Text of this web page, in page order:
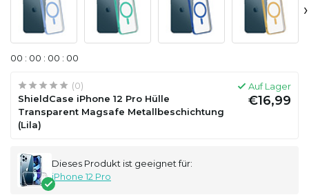
›
00 : 00 : 00 : 00
(0)
ShieldCase iPhone 12 Pro Hülle
Transparent Magsafe Metallbeschichtung
(Lila)
Auf Lager
€16,99
Dieses Produkt ist geeignet für:
iPhone 12 Pro